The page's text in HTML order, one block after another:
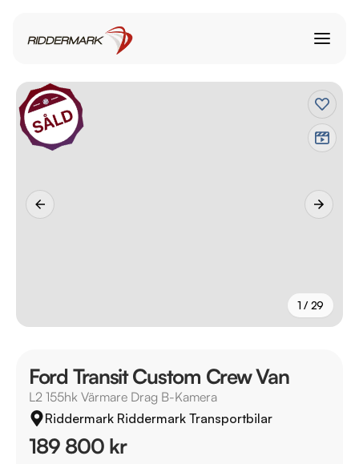
1 / 29
Ford Transit Custom Crew Van
L2 155hk Värmare Drag B-Kamera
Riddermark Riddermark Transportbilar
189 800 kr